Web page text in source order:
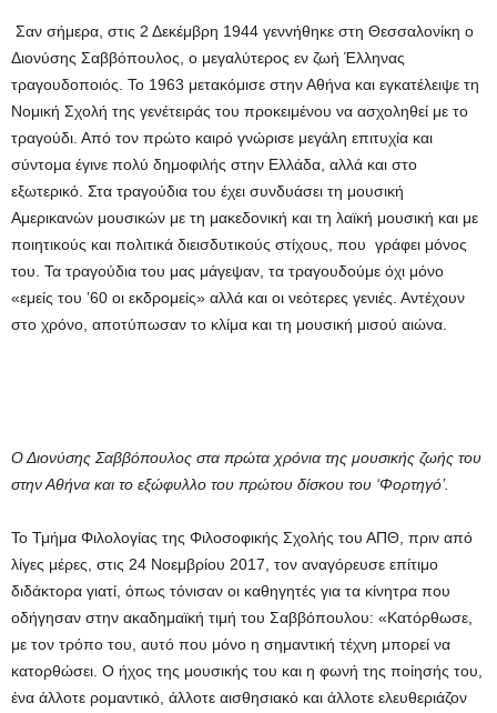
Σαν σήμερα, στις 2 Δεκέμβρη 1944 γενvήθηκε στη Θεσσαλονίκη ο
Διονύσης Σαββόπουλος, ο μεγαλύτερος εν ζωή Έλληνας
τραγουδοποιός. Το 1963 μετακόμισε στην Αθήνα και εγκατέλειψε τη
Νομική Σχολή της γενέτειράς του προκειμένου να ασχοληθεί με το
τραγούδι. Από τον πρώτο καιρό γνώρισε μεγάλη επιτυχία και
σύντομα έγινε πολύ δημοφιλής στην Ελλάδα, αλλά και στο
εξωτερικό. Στα τραγούδια του έχει συνδυάσει τη μουσική
Αμερικανών μουσικών με τη μακεδονική και τη λαϊκή μουσική και με
ποιητικούς και πολιτικά διεισδυτικούς στίχους, που γράφει μόνος
του. Τα τραγούδια του μας μάγεψαν, τα τραγουδούμε όχι μόνο
«εμείς του ’60 οι εκδρομείς» αλλά και οι νεότερες γενιές. Αντέχουν
στο χρόνο, αποτύπωσαν το κλίμα και τη μουσική μισού αιώνα.
Ο Διονύσης Σαββόπουλος στα πρώτα χρόνια της μουσικής ζωής του
στην Αθήνα και το εξώφυλλο του πρώτου δίσκου του ‘Φορτηγό’.
Το Τμήμα Φιλολογίας της Φιλοσοφικής Σχολής του ΑΠΘ, πριν από
λίγες μέρες, στις 24 Νοεμβρίου 2017, τον αναγόρευσε επίτιμο
διδάκτορα γιατί, όπως τόνισαν οι καθηγητές για τα κίνητρα που
οδήγησαν στην ακαδημαϊκή τιμή του Σαββόπουλου: «Κατόρθωσε,
με τον τρόπο του, αυτό που μόνο η σημαντική τέχνη μπορεί να
κατορθώσει. Ο ήχος της μουσικής του και η φωνή της ποίησής του,
ένα άλλοτε ρομαντικό, άλλοτε αισθησιακό και άλλοτε ελευθεριάζον